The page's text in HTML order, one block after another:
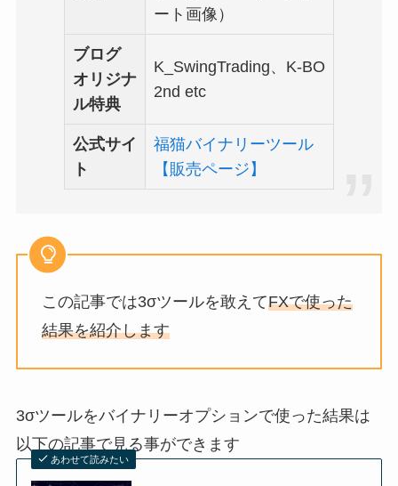
ート画像）
ブログ
オリジナ
ル特典
K_SwingTrading、K-BO
2nd etc
公式サイ
ト
福猫バイナリーツール
【販売ページ】
この記事では3σツールを敢えてFXで使った
結果を紹介します
3σツールをバイナリーオプションで使った結果は
以下の記事で見る事ができます
あわせて読みたい